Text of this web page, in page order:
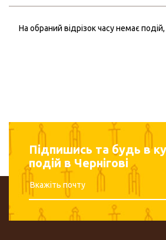
На обраний відрізок часу немає
Підпишись та будь в
подій в Чернігові